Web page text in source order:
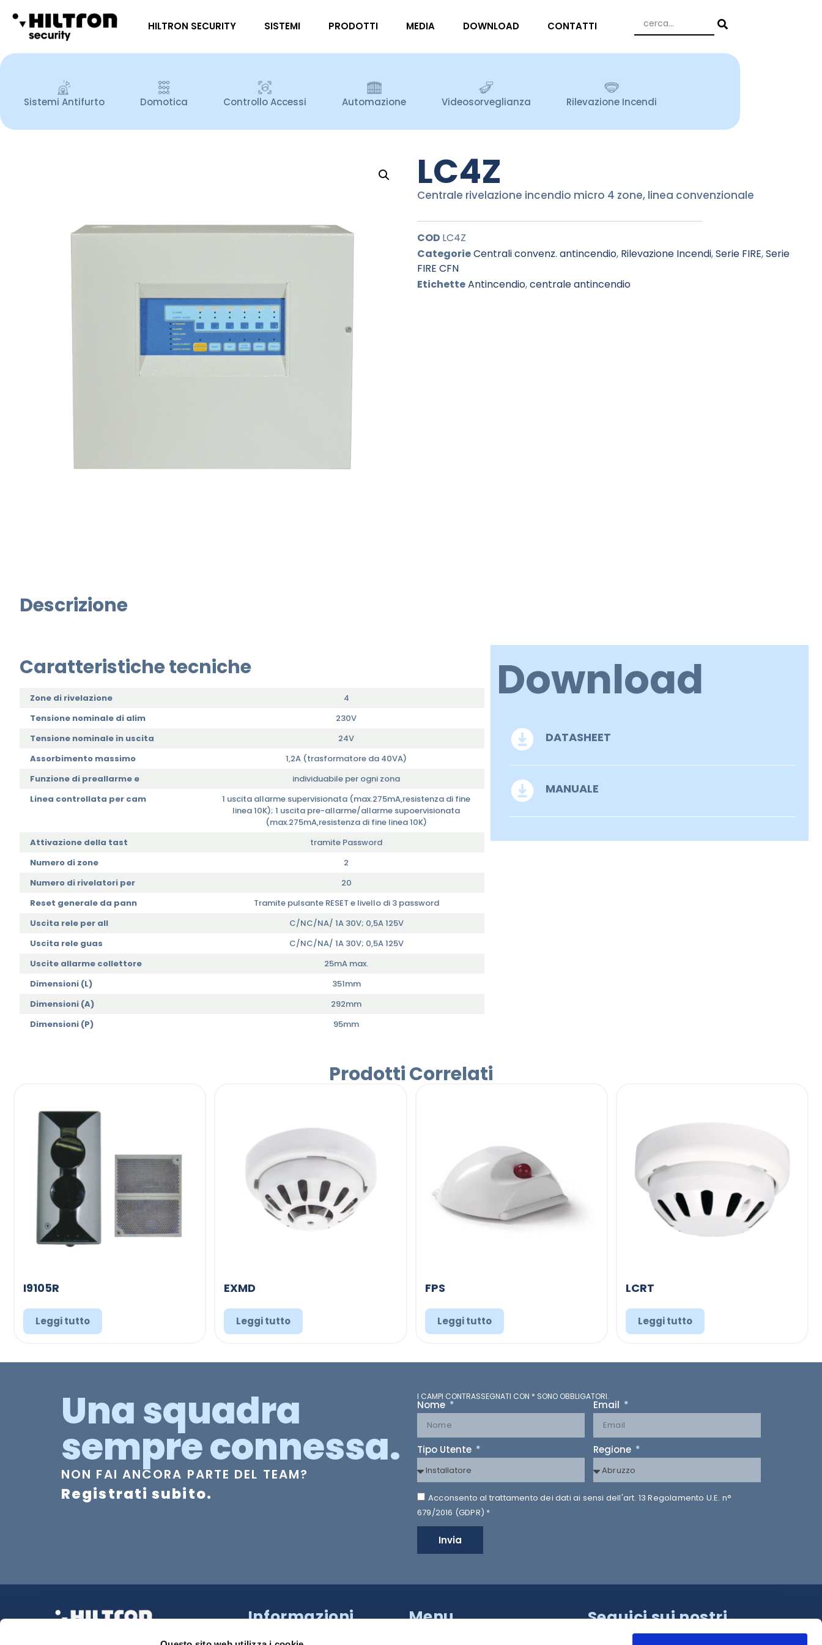
HILTRON SECURITY SISTEMI PRODOTTI MEDIA DOWNLOAD CONTATTI
Sistemi Antifurto Domotica Controllo Accessi Automazione Videosorveglianza Rilevazione Incendi
LC4Z
Centrale rivelazione incendio micro 4 zone, linea convenzionale
COD LC4Z
CategorieCentrali convenz. antincendio, Rilevazione Incendi,Serie FIRE,Serie
FIRE CFN
EtichetteAntincendio,centrale antincendio
Descrizione
Caratteristiche tecniche
Zone di rivelazione
4
Tensione nominale di alim
230V
Tensione nominale in uscita
24V
Assorbimento massimo
1,2A (trasformatore da 40VA)
Funzione di preallarme e
individuabile per ogni zona
Linea controllata per cam
1 uscita allarme supervisionata (max.275mA,resistenza di fine
linea 10K); 1 uscita pre-allarme/allarme supoervisionata
(max.275mA,resistenza di fine linea 10K)
Attivazione della tast
tramite Password
Numero di zone
2
Numero di rivelatori per
20
Reset generale da pann
Tramite pulsante RESET e livello di 3 password
Uscita rele per all
C/NC/NA/ 1A 30V; 0,5A 125V
Uscita rele guas
C/NC/NA/ 1A 30V; 0,5A 125V
Uscite allarme collettore
25mA max.
Dimensioni (L)
351mm
Dimensioni (A)
292mm
Dimensioni (P)
95mm
Download
DATASHEET
MANUALE
Prodotti Correlati
I9105R
Leggi tutto
EXMD
Leggi tutto
FPS
Leggi tutto
LCRT
Leggi tutto
Una squadra
sempre connessa.
NON FAI ANCORA PARTE DEL TEAM?
Registrati subito.
I CAMPI CONTRASSEGNATI CON * SONO OBBLIGATORI.
Nome Email
Tipo Utente Regione
Acconsento al trattamento dei dati ai sensi dell'art. 13 Regolamento U.E. n°
679/2016 (GDPR) *
Invia
La tua Sicurezza Made in Italy
Informazioni Menu
Seguici sui nostri
canali!